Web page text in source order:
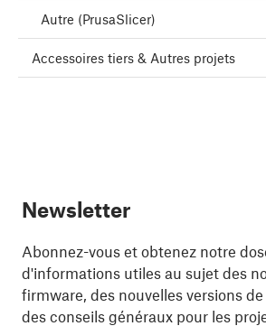
Autre (PrusaSlicer)
Accessoires tiers & Autres projets
Newsletter
Abonnez-vous et obtenez notre
d'informations utiles au sujet des
firmware, des nouvelles versions
des conseils généraux pour les